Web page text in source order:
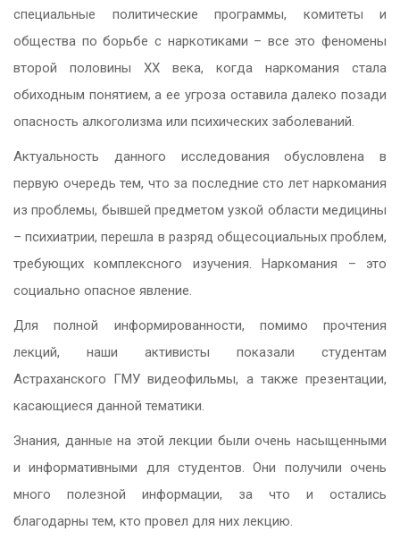
специальные политические программы, комитеты и
общества по борьбе с наркотиками – все это феномены
второй половины XX века, когда наркомания стала
обиходным понятием, а ее угроза оставила далеко позади
опасность алкоголизма или психических заболеваний.
Актуальность данного исследования обусловлена в
первую очередь тем, что за последние сто лет наркомания
из проблемы, бывшей предметом узкой области медицины
– психиатрии, перешла в разряд общесоциальных проблем,
требующих комплексного изучения. Наркомания – это
социально опасное явление.
Для полной информированности, помимо прочтения
лекций, наши активисты показали студентам
Астраханского ГМУ видеофильмы, а также презентации,
касающиеся данной тематики.
Знания, данные на этой лекции были очень насыщенными
и информативными для студентов. Они получили очень
много полезной информации, за что и остались
благодарны тем, кто провел для них лекцию.